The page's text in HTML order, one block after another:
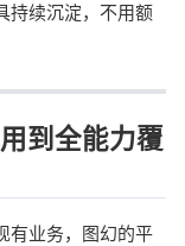
持续沉淀，不用额
到全能力覆
有业务，图幻的平